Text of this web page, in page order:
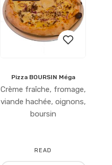
Ajouter
à la
Pizza BOURSIN Méga
Crème fraîche, fromage,
viande hachée, oignons,
boursin
READ